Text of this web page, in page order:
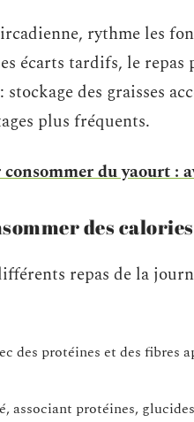
rythme les
écarts tardifs, le repas
des graisses
plus fréquents.
du yaourt :
des calories
repas de la
des protéines et des fibres
associant protéines,